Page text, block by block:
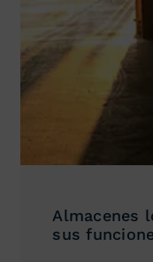
Almacenes
sus